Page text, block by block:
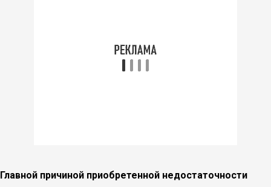
Главной причиной приобретенной недостаточности